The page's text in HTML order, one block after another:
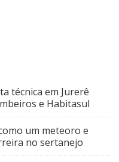
técnica em Jurerê
e Habitasul
um meteoro e
no sertanejo